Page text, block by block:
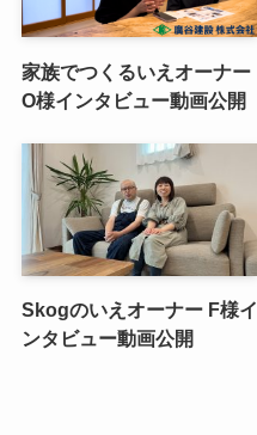
家族でつくるいえオーナー
O様インタビュー動画公開
Skogのいえオーナー F様イ
ンタビュー動画公開